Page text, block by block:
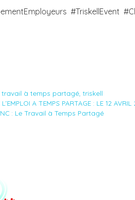
#TriskellEvent
travail à temps partagé,triskell
A TEMPS PARTAGE : LE 12 AVRIL
: Le Travail à Temps Partagé